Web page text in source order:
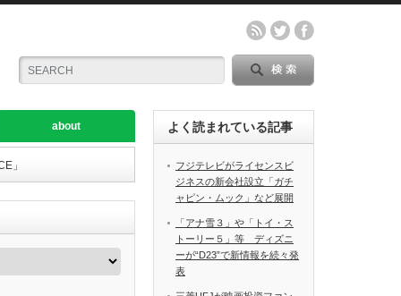
about
」
よく読まれている記事
フジテレビがライセンスビ
ジネスの新会社設立「ガチ
ャピン・ムック」など展開
「アナ雪３」や「トイ・ス
トーリー５」等 ディズニ
ーが“D23”で新情報を続々発
表